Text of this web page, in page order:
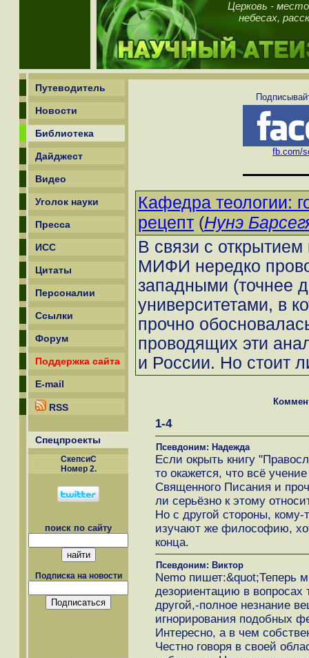
Церковь -
небесах,
Путеводитель
Новости
Библиотека
Дайджест
Видео
Уголок науки
Пресса
ИСС
Цитаты
Персоналии
Ссылки
Форум
Поддержка сайта
E-mail
RSS
Спецпроекты
СкепсиС
Номер 2.
поиск по сайту
Подписка на новости
fb.com/
Кафедра теологии:
рецепт (Нунэ
В связи с
МИФИ нередко
западными (точнее
университетами, в
прочно
проводящих эти
и России. Но стоит
1-4
Псевдоним: Надежда
Если окрыть книгу
то окажется, что всё
Священного Писания и
ли серьёзно к этому
Но с другой стороны,
изучают же философию,
конца.
Псевдоним: Виктор
Nemo пишет:&quot;Теперь
дезориентацию в вопросах
другой,-полное незнание
игнорирования подобных
Интересно, а в чем
Честно говоря в своей